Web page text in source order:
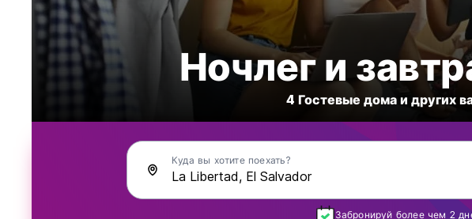
Ночлег и
4 Гостевые дома и других
Куда вы хотите поехать?
Забронируй более чем 2